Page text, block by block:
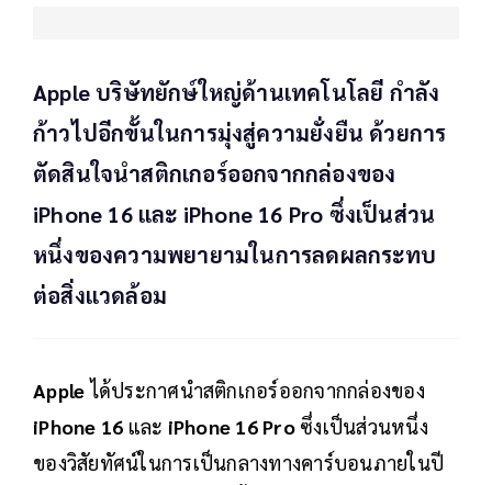
Apple บริษัทยักษ์ใหญ่ด้านเทคโนโลยี กำลัง
ก้าวไปอีกขั้นในการมุ่งสู่ความยั่งยืน ด้วยการ
ตัดสินใจนำสติกเกอร์ออกจากกล่องของ
iPhone 16 และ iPhone 16 Pro ซึ่งเป็นส่วน
หนึ่งของความพยายามในการลดผลกระทบ
ต่อสิ่งแวดล้อม
Apple ได้ประกาศนำสติกเกอร์ออกจากกล่องของ
iPhone 16 และ iPhone 16 Pro ซึ่งเป็นส่วนหนึ่ง
ของวิสัยทัศน์ในการเป็นกลางทางคาร์บอนภายในปี